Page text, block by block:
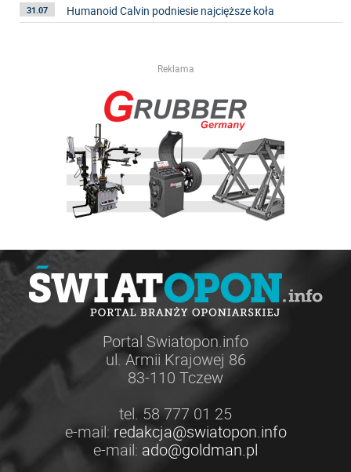
31.07 Humanoid Calvin podniesie najcięższe koła
Reklama
Portal Swiatopon.info
ul. Armii Krajowej 86
83-110 Tczew
tel. 58 777 01 25
e-mail: redakcja@swiatopon.info
e-mail: ado@goldman.pl